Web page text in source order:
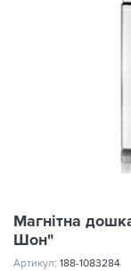
Магнітна
Шон"
Артикул: 188-1083284